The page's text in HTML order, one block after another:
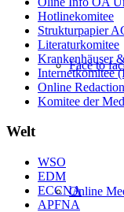
Face to
Online
Hotlinekomitee
Strukturpapier
Literaturkomitee
Krankenhäuser
Internetkomitee
Online
Komitee der
Welt
WSO
EDM
ECCNA
APFNA